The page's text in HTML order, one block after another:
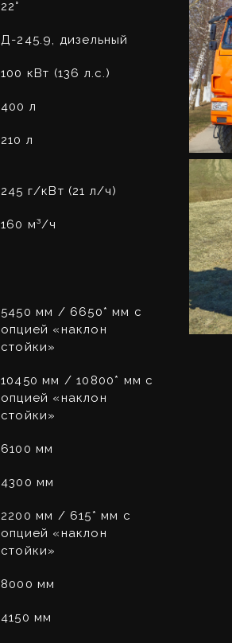
22°
Д-245.9, дизельный
100 кВт (136 л.с.)
400 л
210 л
245 г/кВт (21 л/ч)
160 м³/ч
5450 мм / 6650* мм c
опцией «наклон
стойки»
10450 мм / 10800* мм c
опцией «наклон
стойки»
6100 мм
4300 мм
2200 мм / 615* мм c
опцией «наклон
стойки»
8000 мм
4150 мм